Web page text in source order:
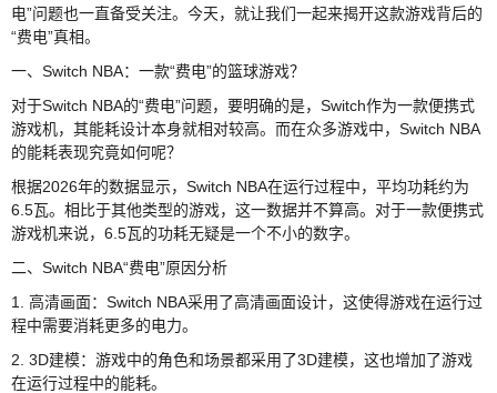
电”问题也一直备受关注。今天，就让我们一起来揭开这款游戏背后的
“费电”真相。
一、Switch NBA：一款“费电”的篮球游戏？
对于Switch NBA的“费电”问题，要明确的是，Switch作为一款便携式
游戏机，其能耗设计本身就相对较高。而在众多游戏中，Switch NBA
的能耗表现究竟如何呢？
根据2026年的数据显示，Switch NBA在运行过程中，平均功耗约为
6.5瓦。相比于其他类型的游戏，这一数据并不算高。对于一款便携式
游戏机来说，6.5瓦的功耗无疑是一个不小的数字。
二、Switch NBA“费电”原因分析
1. 高清画面：Switch NBA采用了高清画面设计，这使得游戏在运行过
程中需要消耗更多的电力。
2. 3D建模：游戏中的角色和场景都采用了3D建模，这也增加了游戏
在运行过程中的能耗。